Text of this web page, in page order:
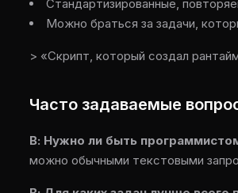
Стандартизированные,
Можно браться за задачи,
> «Скрипт, который создал
Часто задаваемые
В: Нужно ли быть
можно обычными текстовыми